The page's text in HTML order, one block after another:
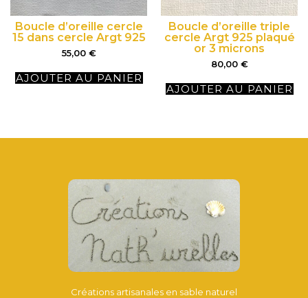
Boucle d’oreille cercle
15 dans cercle Argt 925
55,00 €
AJOUTER AU PANIER
Boucle d’oreille triple
cercle Argt 925 plaqué
or 3 microns
80,00 €
AJOUTER AU PANIER
Créations artisanales en sable naturel